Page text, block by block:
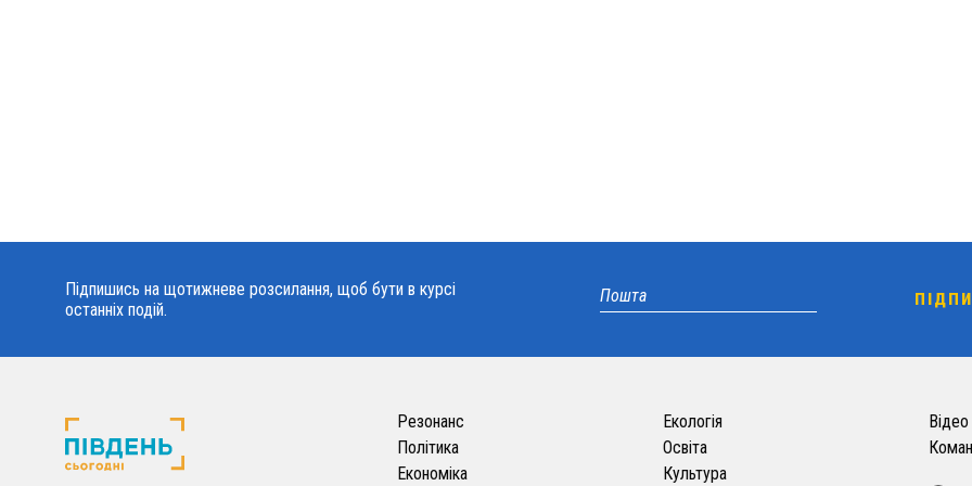
Підпишись на щотижневе розсилання, щоб бути в курсі
останніх подій.
Резонанс
Політика
Економіка
Екологія
Освіта
Культура
Відео